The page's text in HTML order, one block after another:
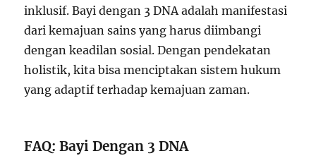
inklusif. Bayi dengan 3 DNA adalah manifestasi
dari kemajuan sains yang harus diimbangi
dengan keadilan sosial. Dengan pendekatan
holistik, kita bisa menciptakan sistem hukum
yang adaptif terhadap kemajuan zaman.
FAQ: Bayi Dengan 3 DNA